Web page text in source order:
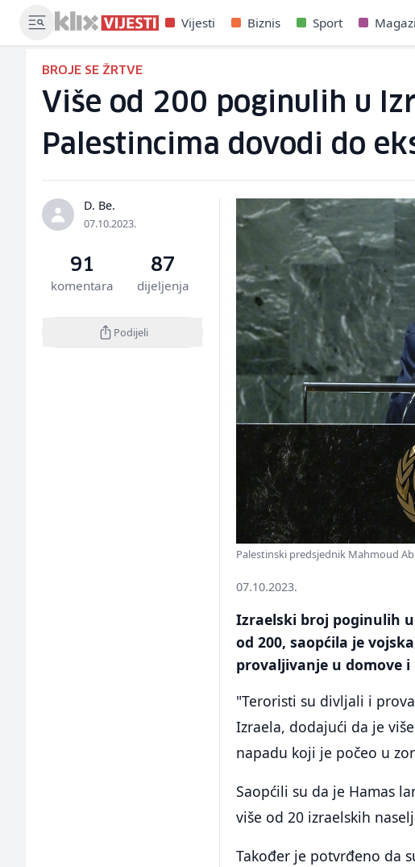
Vijesti Biznis Sport
BROJE SE ŽRTVE
Više od 200 poginulih u
Palestincima dovodi do
D. Be.
07.10.2023.
91
komentara
87
dijeljenja
Podijeli
Palestinski predsjednik Mahmoud
07.10.2023.
Izraelski broj poginulih
od 200, saopćila je
provaljivanje u domove
"Teroristi su divljali i
Izraela, dodajući da je
napadu koji je počeo u
Saopćili su da je Hamas
više od 20 izraelskih
Također je potvrđeno da